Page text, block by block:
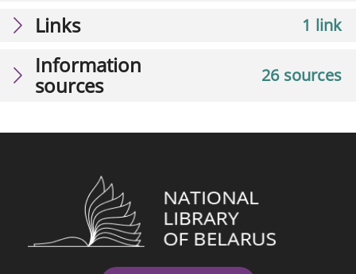
1 link
Links
26 sources
Information
sources